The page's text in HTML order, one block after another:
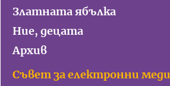
Златната ябълка
Ние, децата
Архив
Съвет за електронни